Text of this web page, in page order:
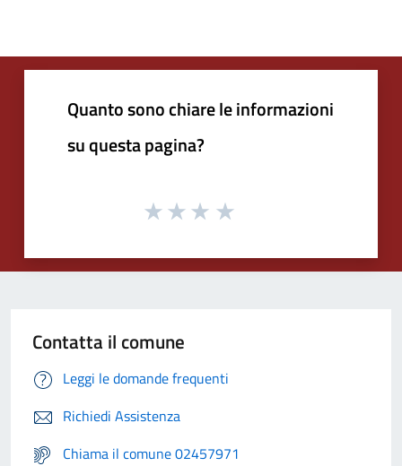
Quanto sono chiare le informazioni
su questa pagina?
Contatta il comune
Leggi le domande frequenti
Richiedi Assistenza
Chiama il comune 02457971